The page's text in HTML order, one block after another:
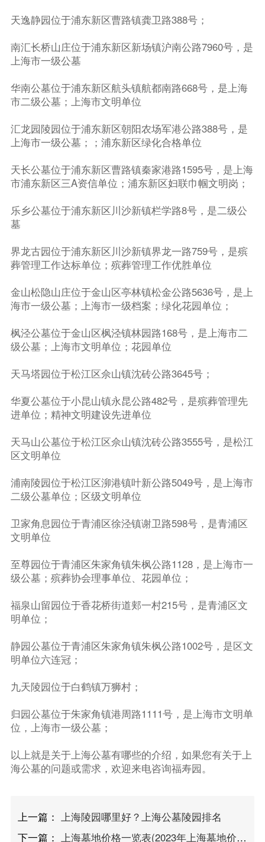
天逸静园位于浦东新区曹路镇龚卫路388号；
南汇长桥山庄位于浦东新区新场镇沪南公路7960号，是
上海市一级公墓
华南公墓位于浦东新区航头镇航都南路668号，是上海
市二级公墓；上海市文明单位
汇龙园陵园位于浦东新区朝阳农场军港公路388号，是
上海市一级公墓；；浦东新区绿化合格单位
天长公墓位于浦东新区曹路镇秦家港路1595号，是上海
市浦东新区三A资信单位；浦东新区妇联巾帼文明岗；
乐乡公墓位于浦东新区川沙新镇栏学路8号，是二级公
墓
界龙古园位于浦东新区川沙新镇界龙一路759号，是殡
葬管理工作达标单位；殡葬管理工作优胜单位
金山松隐山庄位于金山区亭林镇松金公路5636号，是上
海市一级公墓；上海市一级档案；绿化花园单位；
枫泾公墓位于金山区枫泾镇林园路168号，是上海市二
级公墓；上海市文明单位；花园单位
天马塔园位于松江区佘山镇沈砖公路3645号；
华夏公墓位于小昆山镇永昆公路482号，是殡葬管理先
进单位；精神文明建设先进单位
天马山公墓位于松江区佘山镇沈砖公路3555号，是松江
区文明单位
浦南陵园位于松江区泖港镇叶新公路5049号，是上海市
二级公墓单位；区级文明单位
卫家角息园位于青浦区徐泾镇谢卫路598号，是青浦区
文明单位
至尊园位于青浦区朱家角镇朱枫公路1128，是上海市一
级公墓；殡葬协会理事单位、花园单位；
福泉山留园位于香花桥街道郏一村215号，是青浦区文
明单位；
静园公墓位于青浦区朱家角镇朱枫公路1002号，是区文
明单位六连冠；
九天陵园位于白鹤镇万狮村；
归园公墓位于朱家角镇港周路1111号，是上海市文明单
位，上海市一级公墓；
以上就是关于上海公墓有哪些的介绍，如果您有关于上
海公墓的问题或需求，欢迎来电咨询福寿园。
上一篇： 上海陵园哪里好？上海公墓陵园排名
下一篇： 上海墓地价格一览表(2023年上海墓地价格表)